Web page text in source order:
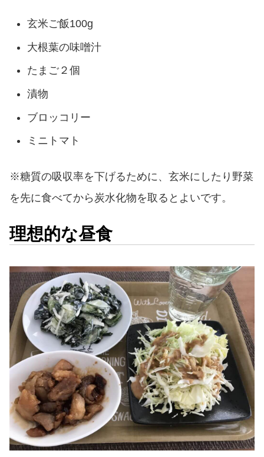
玄米ご飯100g
大根葉の味噌汁
たまご２個
漬物
ブロッコリー
ミニトマト
※糖質の吸収率を下げるために、玄米にしたり野菜
を先に食べてから炭水化物を取るとよいです。
理想的な昼食